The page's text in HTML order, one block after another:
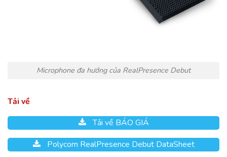
Microphone đa hướng của RealPresence Debut
Tải về
Tải về BÁO GIÁ
Polycom RealPresence Debut DataSheet